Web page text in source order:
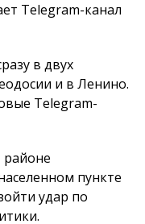
Telegram-канал
в двух
и в Ленино.
Telegram-
пункте
удар по